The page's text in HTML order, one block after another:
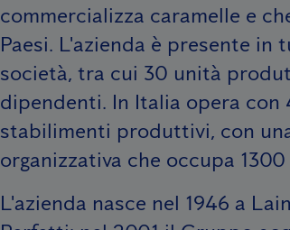
commercializza caramelle e
Paesi. L'azienda è presente in
società, tra cui 30 unità
dipendenti. In Italia opera con
stabilimenti produttivi, con
organizzativa che occupa
L'azienda nasce nel 1946 a